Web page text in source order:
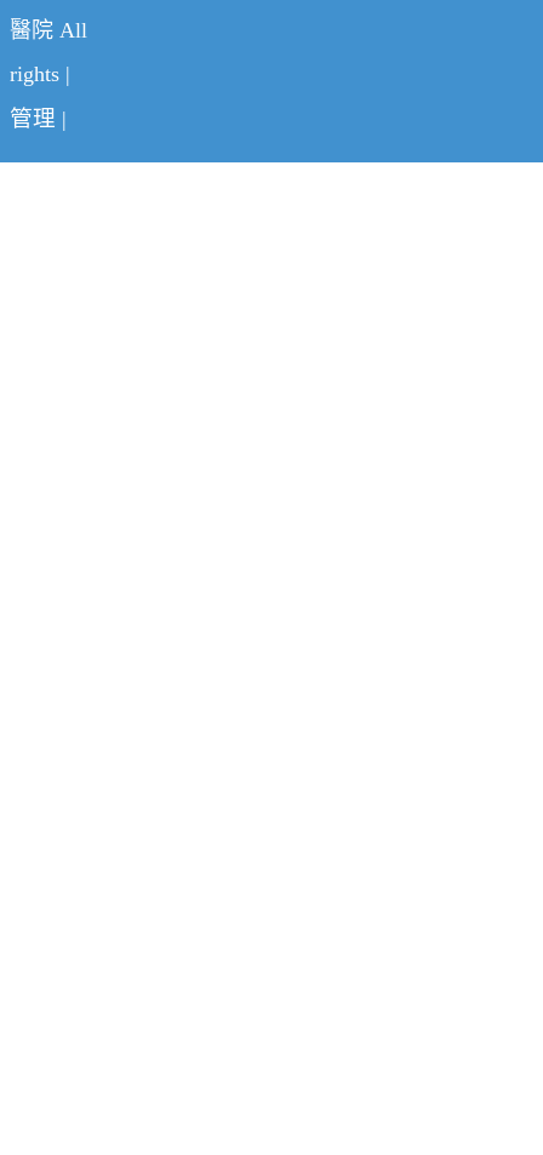
醫院 All
rights |
管理 |